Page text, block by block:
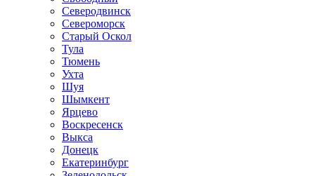
Северодвинск
Североморск
Старый Оскол
Тула
Тюмень
Ухта
Шуя
Шымкент
Ярцево
Воскресенск
Выкса
Донецк
Екатеринбург